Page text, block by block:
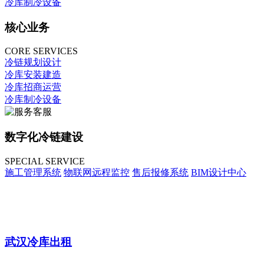
核心业务
CORE SERVICES
冷链规划设计
冷库安装建造
冷库招商运营
冷库制冷设备
数字化冷链建设
SPECIAL SERVICE
施工管理系统 物联网远程监控 售后报修系统 BIM设计中心
武汉冷库出租